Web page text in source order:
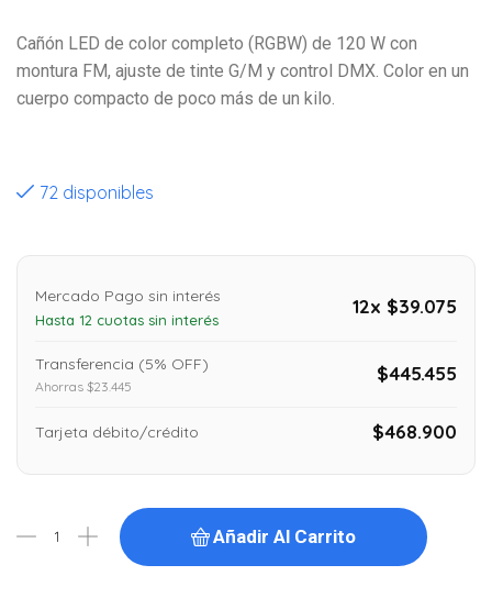
Cañón LED de color completo (RGBW) de 120 W con
montura FM, ajuste de tinte G/M y control DMX. Color en un
cuerpo compacto de poco más de un kilo.
72 disponibles
Mercado Pago sin interés
Hasta 12 cuotas sin interés
12x $39.075
Transferencia (5% OFF)
Ahorras $23.445
$445.455
Tarjeta débito/crédito $468.900
Añadir Al Carrito